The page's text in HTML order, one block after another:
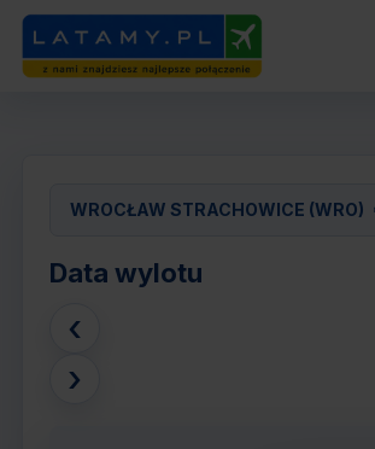
WROCŁAW STRACHOWICE (WRO)
Data wylotu
‹
›